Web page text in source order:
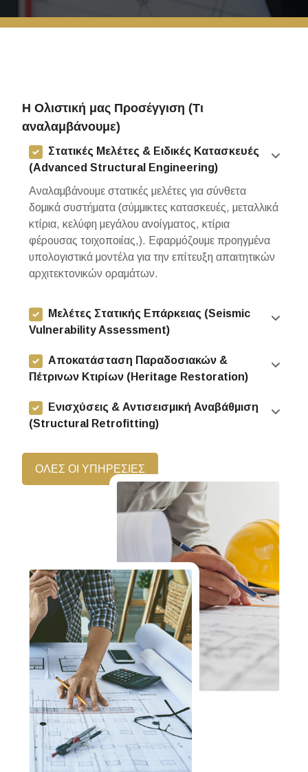
Η Ολιστική μας Προσέγγιση (Τι
αναλαμβάνουμε)
Στατικές Μελέτες & Ειδικές Κατασκευές
(Advanced Structural Engineering)
Αναλαμβάνουμε στατικές μελέτες για σύνθετα
δομικά συστήματα (σύμμικτες κατασκευές, μεταλλικά
κτίρια, κελύφη μεγάλου ανοίγματος, κτίρια
φέρουσας τοιχοποιίας,). Εφαρμόζουμε προηγμένα
υπολογιστικά μοντέλα για την επίτευξη απαιτητικών
αρχιτεκτονικών οραμάτων.
Μελέτες Στατικής Επάρκειας (Seismic
Vulnerability Assessment)
Αποκατάσταση Παραδοσιακών &
Πέτρινων Κτιρίων (Heritage Restoration)
Ενισχύσεις & Αντισεισμική Αναβάθμιση
(Structural Retrofitting)
ΟΛΕΣ ΟΙ ΥΠΗΡΕΣΙΕΣ